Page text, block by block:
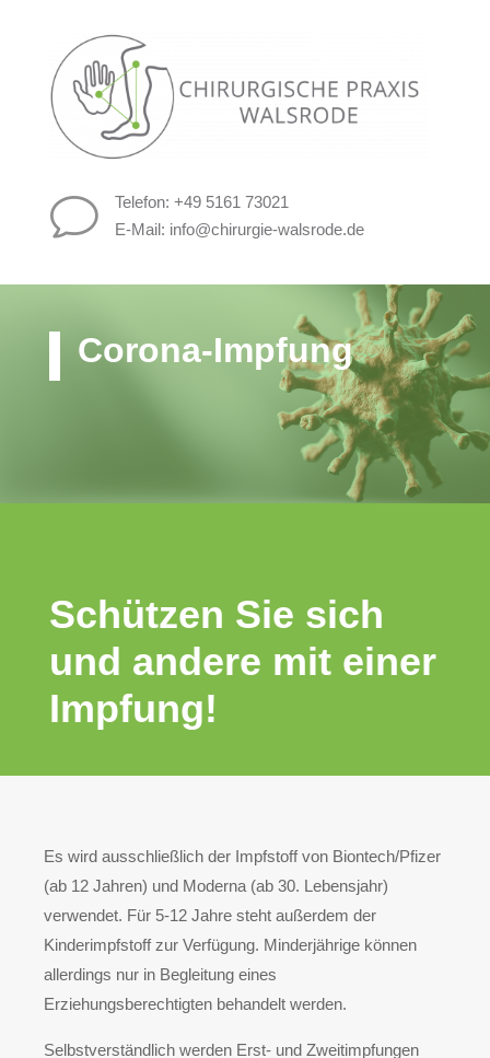
v
Telefon: +49 5161 73021
E-Mail: info@chirurgie-walsrode.de
Corona-Impfung
Schützen Sie sich
und andere mit einer
Impfung!
Es wird ausschließlich der Impfstoff von Biontech/Pfizer
(ab 12 Jahren) und Moderna (ab 30. Lebensjahr)
verwendet. Für 5-12 Jahre steht außerdem der
Kinderimpfstoff zur Verfügung. Minderjährige können
allerdings nur in Begleitung eines
Erziehungsberechtigten behandelt werden.
Selbstverständlich werden Erst- und Zweitimpfungen